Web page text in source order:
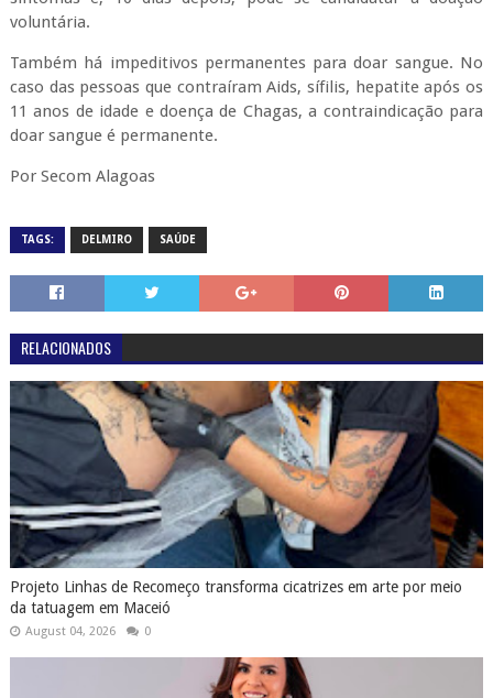
voluntária.
Também há impeditivos permanentes para doar sangue. No
caso das pessoas que contraíram Aids, sífilis, hepatite após os
11 anos de idade e doença de Chagas, a contraindicação para
doar sangue é permanente.
Por Secom Alagoas
TAGS: DELMIRO SAÚDE
RELACIONADOS
Projeto Linhas de Recomeço transforma cicatrizes em arte por meio
da tatuagem em Maceió
August 04, 2026 0